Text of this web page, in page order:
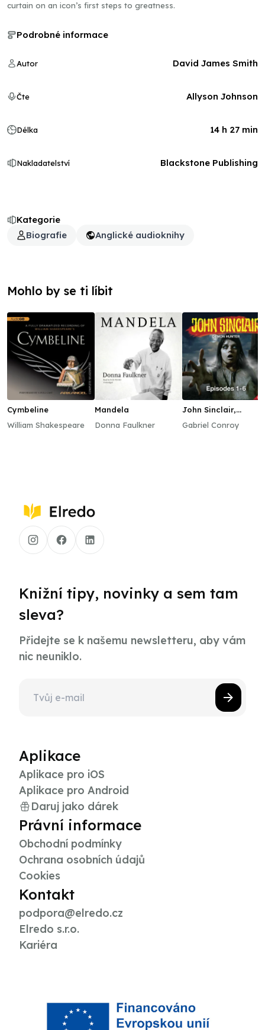
curtain on an icon’s first steps to greatness.
Kategorie
Biografie
Anglické audioknihy
Podrobné informace
Autor David James Smith
Čte Allyson Johnson
Délka 14 h 27 min
Nakladatelství Blackstone Publishing
Mohlo by se ti líbit
Cymbeline
William Shakespeare
Mandela
Donna Faulkner
John Sinclair,
Gabriel Conroy
Knižní tipy, novinky a sem tam
sleva?
Přidejte se k našemu newsletteru, aby vám
nic neuniklo.
Aplikace
Aplikace pro iOS
Aplikace pro Android
Daruj jako dárek
Právní informace
Obchodní podmínky
Ochrana osobních údajů
Cookies
Kontakt
podpora@elredo.cz
Elredo s.r.o.
Kariéra